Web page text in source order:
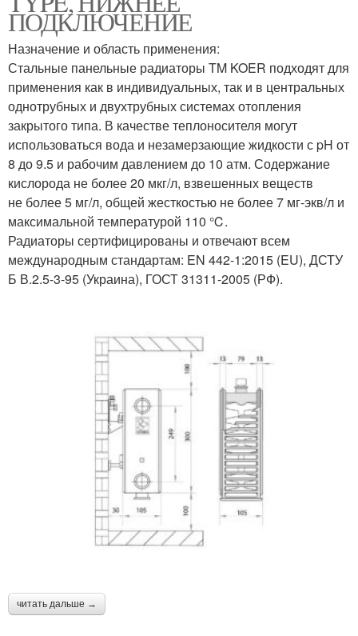
ПОДКЛЮЧЕНИЕ
Назначение и область применения:
Стальные панельные радиаторы TM KOER подходят для
применения как в индивидуальных, так и в центральных
однотрубных и двухтрубных системах отопления
закрытого типа. В качестве теплоносителя могут
использоваться вода и незамерзающие жидкости с pH от
8 до 9.5 и рабочим давлением до 10 атм. Содержание
кислорода не более 20 мкг/л, взвешенных веществ
не более 5 мг/л, общей жесткостью не более 7 мг-экв/л и
максимальной температурой 110 ℃.
Радиаторы сертифицированы и отвечают всем
международным стандартам: EN 442-1:2015 (EU), ДСТУ
Б В.2.5-3-95 (Украина), ГОСТ 31311-2005 (РФ).
читать дальше →